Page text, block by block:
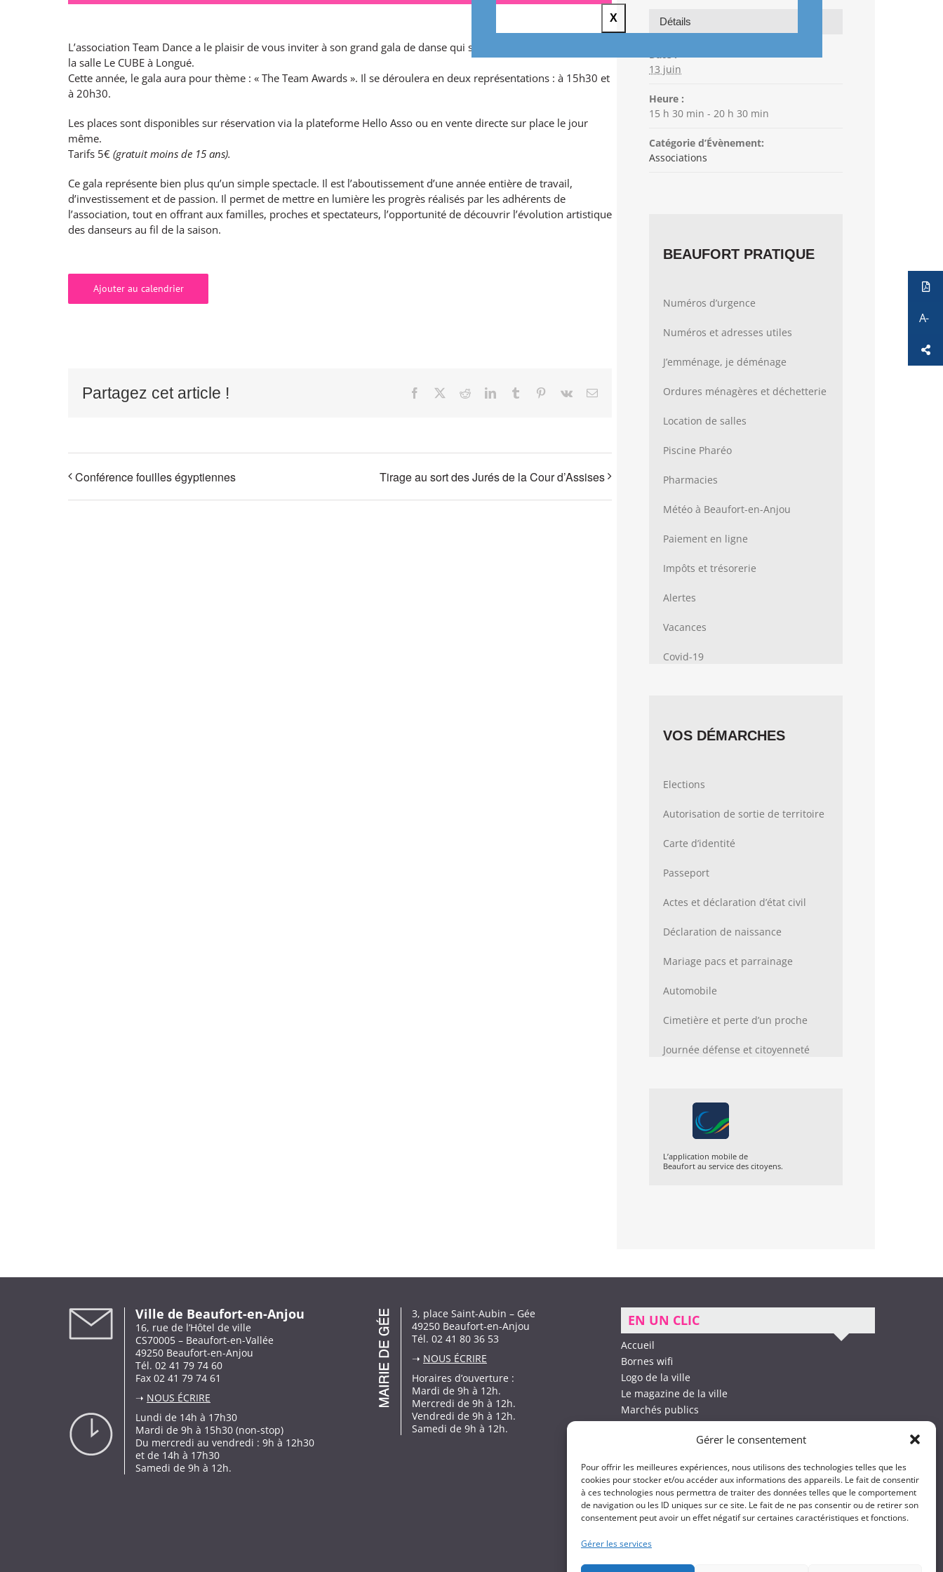
Gérer le consentement
Pour offrir les meilleures expériences, nous utilisons des technologies telles que les
cookies pour stocker et/ou accéder aux informations des appareils. Le fait de consentir
à ces technologies nous permettra de traiter des données telles que le comportement
de navigation ou les ID uniques sur ce site. Le fait de ne pas consentir ou de retirer son
consentement peut avoir un effet négatif sur certaines caractéristiques et fonctions.
Gérer les services
L’association Team Dance a le plaisir de vous inviter à son grand gala de danse qui se tiendra le samedi 13 juin à
la salle Le CUBE à Longué.
Cette année, le gala aura pour thème : « The Team Awards ». Il se déroulera en deux représentations : à 15h30 et
à 20h30.
Les places sont disponibles sur réservation via la plateforme Hello Asso ou en vente directe sur place le jour
même.
Tarifs 5€ (gratuit moins de 15 ans).
Ce gala représente bien plus qu’un simple spectacle. Il est l’aboutissement d’une année entière de travail,
d’investissement et de passion. Il permet de mettre en lumière les progrès réalisés par les adhérents de
l’association, tout en offrant aux familles, proches et spectateurs, l’opportunité de découvrir l’évolution artistique
des danseurs au fil de la saison.
Ajouter au calendrier
Partagez cet article ! Facebook RedditLinkedInTumblr Pinterest
Vk Email
Conférence fouilles égyptiennes Tirage au sort des Jurés de la Cour d’Assises
Détails
Date :
13 juin
Heure :
15 h 30 min - 20 h 30 min
Catégorie d’Évènement:
Associations
BEAUFORT PRATIQUE
Numéros d’urgence
Numéros et adresses utiles
J’emménage, je déménage
Ordures ménagères et déchetterie
Location de salles
Piscine Pharéo
Pharmacies
Météo à Beaufort-en-Anjou
Paiement en ligne
Impôts et trésorerie
Alertes
Vacances
Covid-19
VOS DÉMARCHES
Elections
Autorisation de sortie de territoire
Carte d’identité
Passeport
Actes et déclaration d’état civil
Déclaration de naissance
Mariage pacs et parrainage
Automobile
Cimetière et perte d’un proche
Journée défense et citoyenneté
L’application mobile de
Beaufort au service des citoyens.
Ville de Beaufort-en-Anjou
16, rue de l’Hôtel de ville
CS70005 – Beaufort-en-Vallée
49250 Beaufort-en-Anjou
Tél. 02 41 79 74 60
Fax 02 41 79 74 61
➝ NOUS ÉCRIRE
Lundi de 14h à 17h30
Mardi de 9h à 15h30 (non-stop)
Du mercredi au vendredi : 9h à 12h30
et de 14h à 17h30
Samedi de 9h à 12h.
3, place Saint-Aubin – Gée
49250 Beaufort-en-Anjou
Tél. 02 41 80 36 53
➝ NOUS ÉCRIRE
Horaires d’ouverture :
Mardi de 9h à 12h.
Mercredi de 9h à 12h.
Vendredi de 9h à 12h.
Samedi de 9h à 12h.
EN UN CLIC
Accueil
Bornes wifi
Logo de la ville
Le magazine de la ville
Marchés publics
X